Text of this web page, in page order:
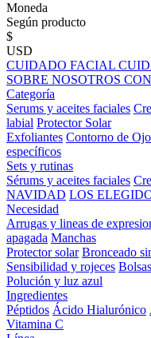
Moneda
Según producto
$
USD
CUIDADO FACIAL
SOBRE NOSOTROS
Categoría
Serums y aceites faciales
labial Protector Solar
Exfoliantes Contorno de
específicos
Sets y rutinas
Sérums y aceites faciales
NAVIDAD LOS
Necesidad
Arrugas y lineas de
apagada Manchas
Protector solar Bronceado
Sensibilidad y rojeces
Polución y luz azul
Ingredientes
Péptidos Ácido Hialurónico
Vitamina C